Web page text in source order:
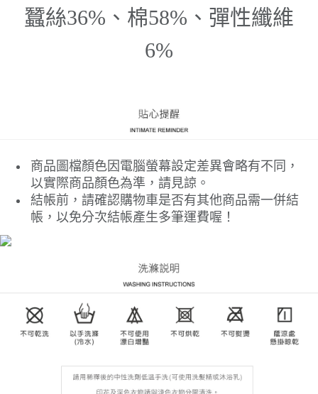
蠶絲36%、棉58%、彈性纖維
6%
商品圖檔顏色因電腦螢幕設定差異會略有不同，
以實際商品顏色為準，請見諒。
結帳前，請確認購物車是否有其他商品需一併結
帳，以免分次結帳產生多筆運費喔！